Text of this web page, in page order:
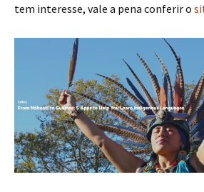
tem interesse, vale a pena conferir o